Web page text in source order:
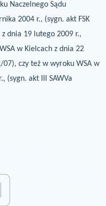
Naczelnego Sądu
2004 r., (sygn. akt FSK
dnia 19 lutego 2009 r.,
w Kielcach z dnia 22
07), czy też wwyroku WSA w
(sygn. akt III SAWVa